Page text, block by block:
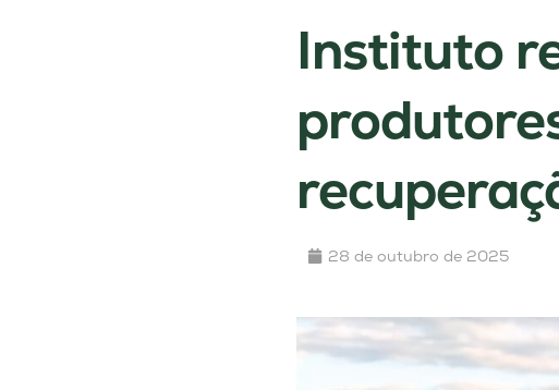
Instituto
28 de outubro de 2025